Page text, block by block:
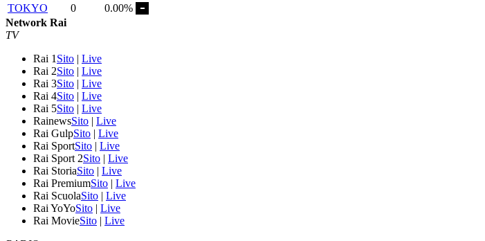
TOKYO
0
0.00%
Network Rai
TV
Rai 1 Sito | Live
Rai 2Sito | Live
Rai 3Sito | Live
Rai 4Sito | Live
Rai 5Sito | Live
RainewsSito | Live
Rai GulpSito | Live
Rai SportSito | Live
Rai Sport 2Sito | Live
Rai StoriaSito | Live
Rai PremiumSito | Live
Rai ScuolaSito | Live
Rai YoYoSito | Live
Rai MovieSito | Live